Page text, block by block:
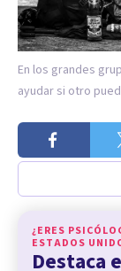
En los grandes
ayudar si otro
¿ERES
ESTADOS
Destaca